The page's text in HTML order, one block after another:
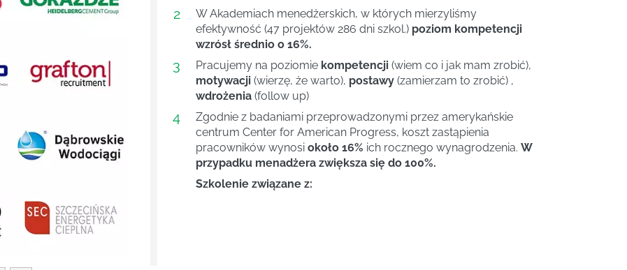
2
W Akademiach menedżerskich, w których mierzyliśmy
efektywność (47 projektów 286 dni szkol.) poziom kompetencji
wzrósł średnio o 16%.
3 Pracujemy na poziomie kompetencji (wiem co i jak mam zrobić),
motywacji (wierzę, że warto), postawy (zamierzam to zrobić) ,
wdrożenia (follow up)
4
Zgodnie z badaniami przeprowadzonymi przez amerykańskie
centrum Center for American Progress, koszt zastąpienia
pracowników wynosi około 16% ich rocznego wynagrodzenia. W
przypadku menadżera zwiększa się do 100%.
Szkolenie związane z: